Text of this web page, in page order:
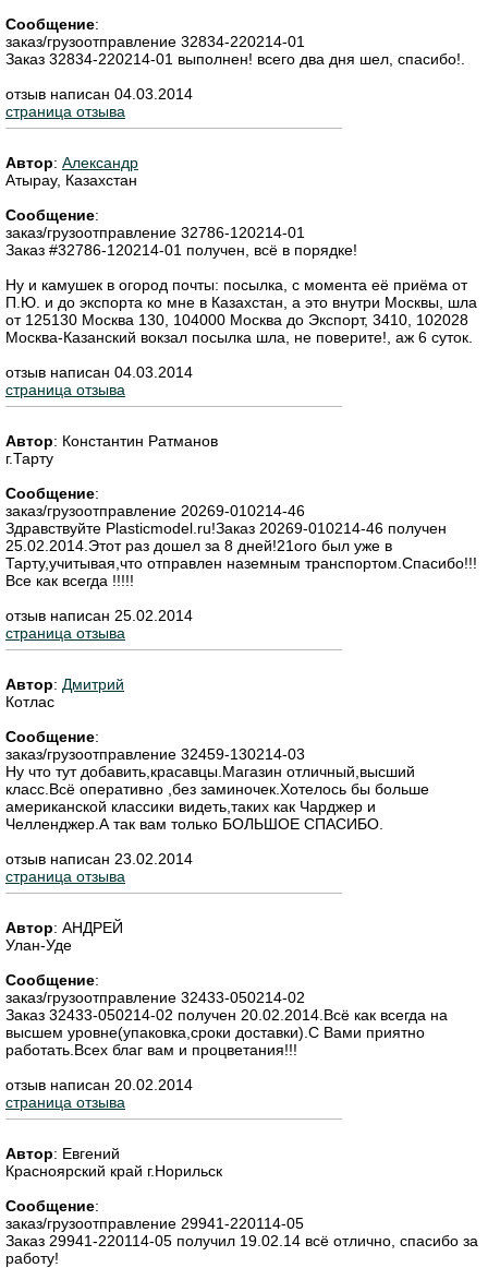
Сообщение:
заказ/грузоотправление 32834-220214-01
Заказ 32834-220214-01 выполнен! всего два дня шел, спасибо!.
отзыв написан 04.03.2014
страница отзыва
Автор: Александр
Атырау, Казахстан
Сообщение:
заказ/грузоотправление 32786-120214-01
Заказ #32786-120214-01 получен, всё в порядке!
Ну и камушек в огород почты: посылка, с момента её приёма от
П.Ю. и до экспорта ко мне в Казахстан, а это внутри Москвы, шла
от 125130 Москва 130, 104000 Москва до Экспорт, 3410, 102028
Москва-Казанский вокзал посылка шла, не поверите!, аж 6 суток.
отзыв написан 04.03.2014
страница отзыва
Автор: Константин Ратманов
г.Тарту
Сообщение:
заказ/грузоотправление 20269-010214-46
Здравствуйте Plasticmodel.ru!Заказ 20269-010214-46 получен
25.02.2014.Этот раз дошел за 8 дней!21ого был уже в
Тарту,учитывая,что отправлен наземным транспортом.Спасибо!!!
Все как всегда !!!!!
отзыв написан 25.02.2014
страница отзыва
Автор: Дмитрий
Котлас
Сообщение:
заказ/грузоотправление 32459-130214-03
Ну что тут добавить,красавцы.Магазин отличный,высший
класс.Всё оперативно ,без заминочек.Хотелось бы больше
американской классики видеть,таких как Чарджер и
Челленджер.А так вам только БОЛЬШОЕ СПАСИБО.
отзыв написан 23.02.2014
страница отзыва
Автор: АНДРЕЙ
Улан-Уде
Сообщение:
заказ/грузоотправление 32433-050214-02
Заказ 32433-050214-02 получен 20.02.2014.Всё как всегда на
высшем уровне(упаковка,сроки доставки).С Вами приятно
работать.Всех благ вам и процветания!!!
отзыв написан 20.02.2014
страница отзыва
Автор: Евгений
Красноярский край г.Норильск
Сообщение:
заказ/грузоотправление 29941-220114-05
Заказ 29941-220114-05 получил 19.02.14 всё отлично, спасибо за
работу!